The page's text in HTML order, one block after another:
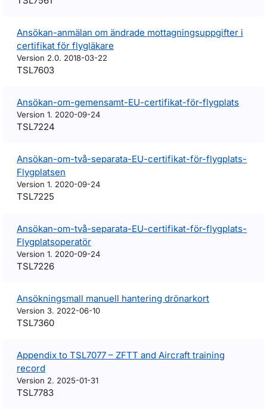
Ansökan-anmälan om ändrade mottagningsuppgifter i
certifikat för flygläkare
Version 2.0. 2018-03-22
TSL7603
Ansökan-om-gemensamt-EU-certifikat-för-flygplats
Version 1. 2020-09-24
TSL7224
Ansökan-om-två-separata-EU-certifikat-för-flygplats-
Flygplatsen
Version 1. 2020-09-24
TSL7225
Ansökan-om-två-separata-EU-certifikat-för-flygplats-
Flygplatsoperatör
Version 1. 2020-09-24
TSL7226
Ansökningsmall manuell hantering drönarkort
Version 3. 2022-06-10
TSL7360
Appendix to TSL7077 – ZFTT and Aircraft training
record
Version 2. 2025-01-31
TSL7783